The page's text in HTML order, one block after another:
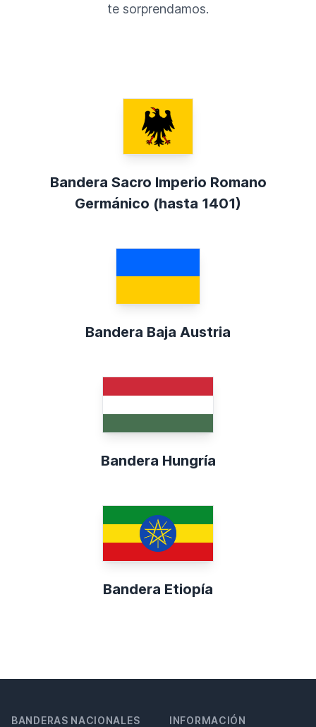
te sorprendamos.
Bandera Sacro Imperio Romano
Germánico (hasta 1401)
Bandera Baja Austria
Bandera Hungría
Bandera Etiopía
BANDERAS NACIONALES INFORMACIÓN